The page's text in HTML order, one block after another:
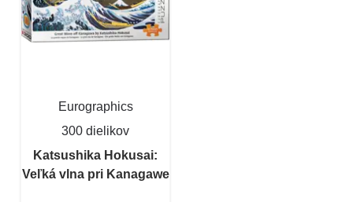
Eurographics
300 dielikov
Katsushika Hokusai:
Veľká vlna pri Kanagawe